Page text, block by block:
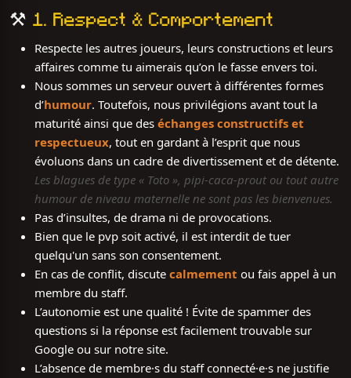
⚒️ 1. Respect & Comportement
Respecte les autres joueurs, leurs constructions et leurs
affaires comme tu aimerais qu’on le fasse envers toi.
Nous sommes un serveur ouvert à différentes formes
d’humour. Toutefois, nous privilégions avant tout la
maturité ainsi que des échanges constructifs et
respectueux, tout en gardant à l’esprit que nous
évoluons dans un cadre de divertissement et de détente.
Les blagues de type « Toto », pipi-caca-prout ou tout autre
humour de niveau maternelle ne sont pas les bienvenues.
Pas d’insultes, de drama ni de provocations.
Bien que le pvp soit activé, il est interdit de tuer
quelqu'un sans son consentement.
En cas de conflit, discute calmement ou fais appel à un
membre du staff.
L’autonomie est une qualité ! Évite de spammer des
questions si la réponse est facilement trouvable sur
Google ou sur notre site.
L’absence de membre·s du staff connecté·e·s ne justifie